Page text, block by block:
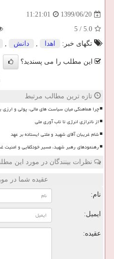
1399/06/20
11:21:01
5.0
/
5
تگهای خبر:
اهدا , دانش ,
این مطلب را می پسندید؟
تازه ترین مطالب مرتبط
چرا هماهنگی میان سیاست های مالی، پولی و
از ناترازی انرژی تا تاب آوری ملی
شام غریبان آقای شهید و ملتی ایستاده بر عهد
رهنمودهای رهبر شهید، مسیر خودکفایی و
نظرات بینندگان در مورد این
عقیده شما در
نام:
ایمیل:
عقیده: